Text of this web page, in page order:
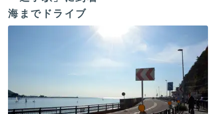
海までドライブ